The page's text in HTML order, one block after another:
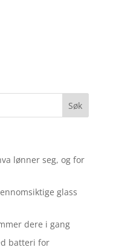
lønner seg, og for
glass
dere i gang
batteri for